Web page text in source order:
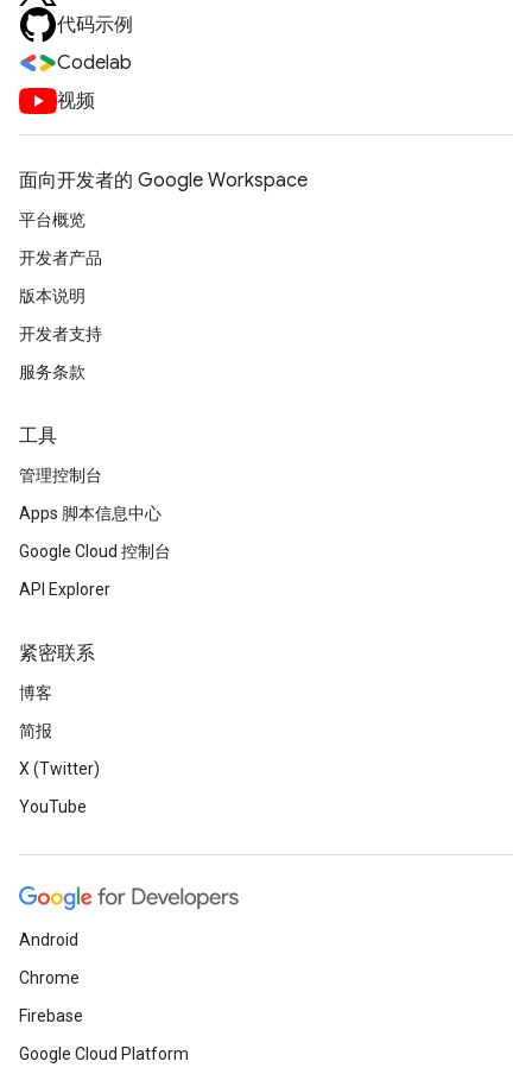
代码示例
Codelab
视频
面向开发者的 Google Workspace
平台概览
开发者产品
版本说明
开发者支持
服务条款
工具
管理控制台
Apps 脚本信息中心
Google Cloud 控制台
API Explorer
紧密联系
博客
简报
X (Twitter)
YouTube
Android
Chrome
Firebase
Google Cloud Platform